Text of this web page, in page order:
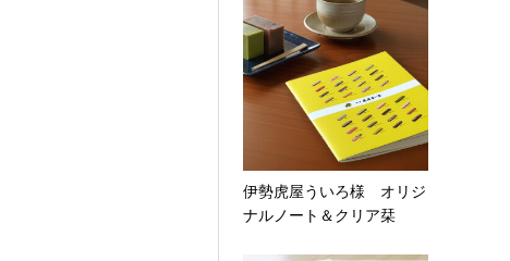
伊勢虎屋ういろ様 オリジ
ナルノート＆クリア栞